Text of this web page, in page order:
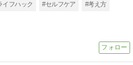
イフハック #セルフケア #考え方